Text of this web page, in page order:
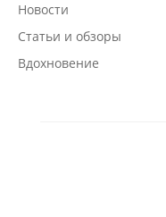
Новости
Статьи и обзоры
Вдохновение